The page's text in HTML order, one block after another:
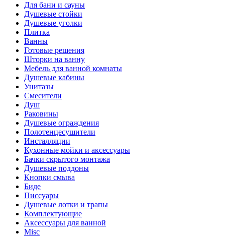
Для бани и сауны
Душевые стойки
Душевые уголки
Плитка
Ванны
Готовые решения
Шторки на ванну
Мебель для ванной комнаты
Душевые кабины
Унитазы
Смесители
Душ
Раковины
Душевые ограждения
Полотенцесушители
Инсталляции
Кухонные мойки и аксессуары
Бачки скрытого монтажа
Душевые поддоны
Кнопки смыва
Биде
Писсуары
Душевые лотки и трапы
Комплектующие
Аксессуары для ванной
Misc